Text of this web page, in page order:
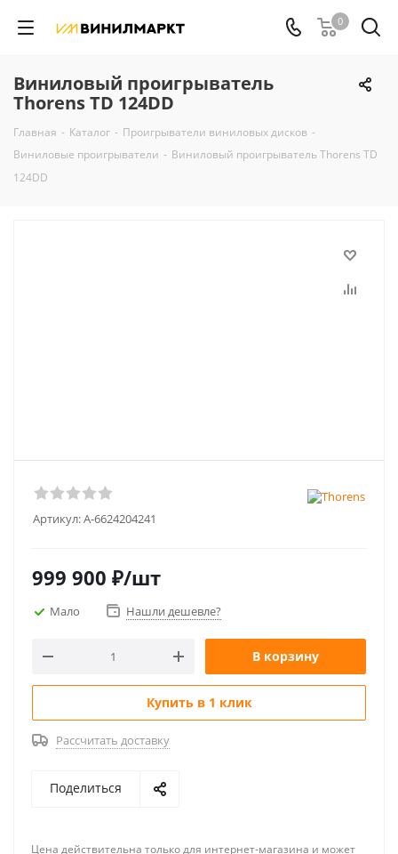
0
Виниловый проигрыватель
Thorens TD 124DD
Главная - Каталог - Проигрыватели виниловых дисков -
Виниловые проигрыватели - Виниловый проигрыватель Thorens TD
124DD
Артикул:A-6624204241
999 900 ₽/шт
Мало Нашли дешевле?
В корзину
Купить в 1 клик
Рассчитать доставку
Поделиться
Цена действительна только для интернет-магазина и может